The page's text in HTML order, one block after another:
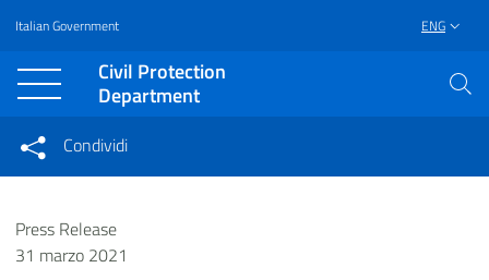
Vai al contenuto principale
Raggiungi il piè di pagina
Italian Government ENG
Civil Protection
Department
Condividi su Facebook
Condividi
Condividi sui social network
Press Release
31 marzo 2021